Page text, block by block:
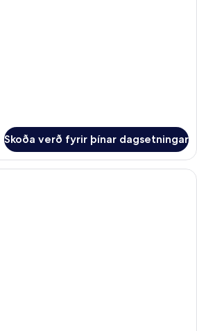
Skoða verð fyrir þínar dagsetningar